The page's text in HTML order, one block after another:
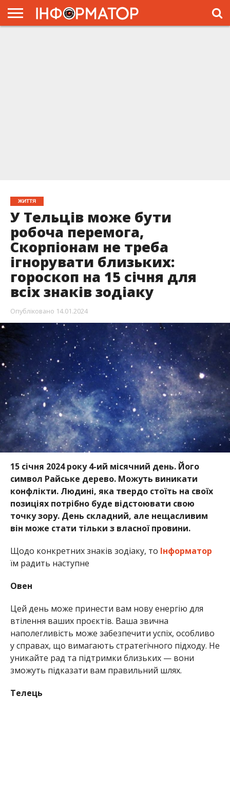
ЖИТТЯ
У Тельців може бути
робоча перемога,
Скорпіонам не треба
ігнорувати близьких:
гороскоп на 15 січня для
всіх знаків зодіаку
Опубліковано 14.01.2024
15 січня 2024 року 4-ий місячний день. Його
символ Райське дерево. Можуть виникати
конфлікти. Людині, яка твердо стоїть на своїх
позиціях потрібно буде відстоювати свою
точку зору. День складний, але нещасливим
він може стати тільки з власної провини.
Щодо конкретних знаків зодіаку, то Інформатор
їм радить наступне
Овен
Цей день може принести вам нову енергію для
втілення ваших проєктів. Ваша звична
наполегливість може забезпечити успіх, особливо
у справах, що вимагають стратегічного підходу. Не
уникайте рад та підтримки близьких — вони
зможуть підказати вам правильний шлях.
Телець